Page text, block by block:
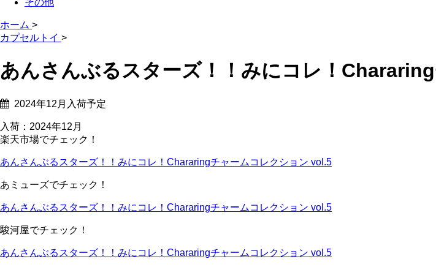
その他
ホーム >
カプセルトイ >
あんさんぶるスターズ！！みにコレ！
2024年12月入荷予定
入荷：2024年12月
楽天市場でチェック！
あんさんぶるスターズ！！みにコレ！Chararingチャームコレクション vol.5
あミューズでチェック！
あんさんぶるスターズ！！みにコレ！Chararingチャームコレクション vol.5
駿河屋でチェック！
あんさんぶるスターズ！！みにコレ！Chararingチャームコレクション vol.5